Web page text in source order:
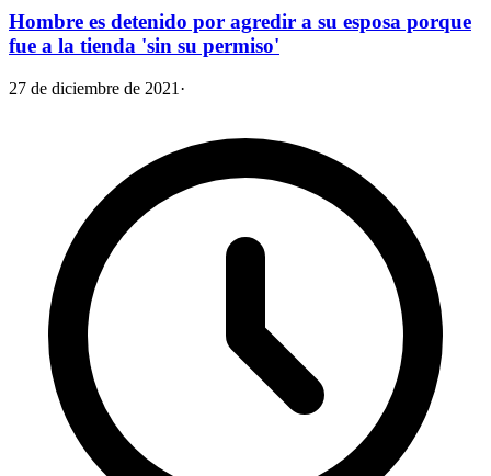
Hombre es detenido por agredir a su esposa porque
fue a la tienda 'sin su permiso'
27 de diciembre de 2021 ·